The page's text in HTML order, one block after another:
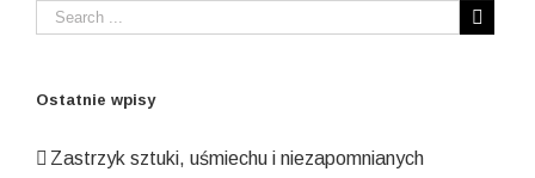
Ostatnie wpisy
Zastrzyk sztuki, uśmiechu i niezapomnianych